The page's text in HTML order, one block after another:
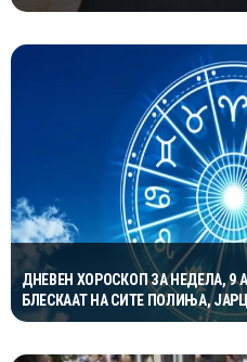
МИЛИОНИ ДЕНАРИ
ДНЕВЕН ХОРОСКОП ЗА НЕДЕЛА, 9
БЛЕСКААТ НА СИТЕ ПОЛИЊА,
БЛИЗНАЦИТЕ ВО КАРИЕРАТА